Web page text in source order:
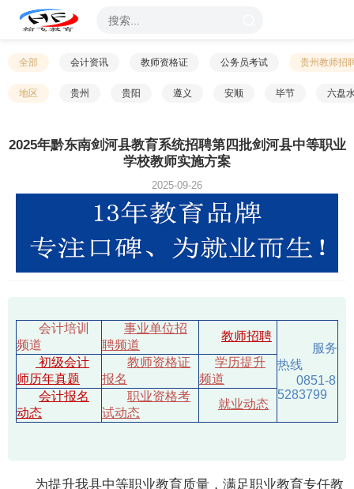
全部 会计资讯 教师资格证 公务员考试 贵州教师招
地区 贵州 贵阳 遵义 安顺 毕节 六盘
2025年黔东南剑河县教育系统招聘第四批剑河县中等职业
学校教师实施方案
2025-09-26
会计培训
频道
事业单位招
聘频道
教师招聘
服务
热线
0851-8
5283799
初级会计
师历年真题
教师资格证
报名
学历提升
频道
会计报名
动态
职业资格考
试动态
就业动态
为提升我县中等职业教育质量，满足职业教育专任教